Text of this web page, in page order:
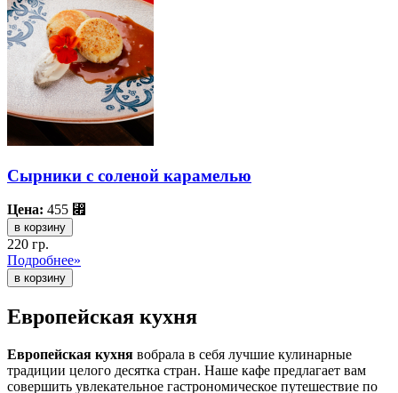
Сырники с соленой карамелью
Цена: 455 ⃏
в корзину
220 гр.
Подробнее»
Европейская кухня
Европейская кухня вобрала в себя лучшие кулинарные
традиции целого десятка стран. Наше кафе предлагает вам
совершить увлекательное гастрономическое путешествие по